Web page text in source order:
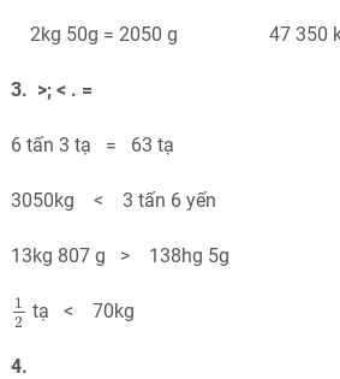
2kg 50g = 2050 g 47 350 kg
3. >; < . =
6 tấn 3 tạ = 63 tạ
3050kg < 3 tấn 6 yến
13kg 807 g > 138hg 5g
1
2
1
tạ < 70kg
4.